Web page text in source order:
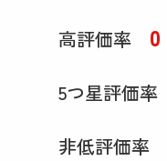
高評価率 0
5つ星評価率
非低評価率